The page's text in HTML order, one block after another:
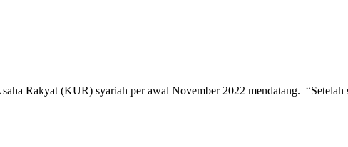
Rakyat (KUR) syariah per awal November 2022 mendatang. “Setelah